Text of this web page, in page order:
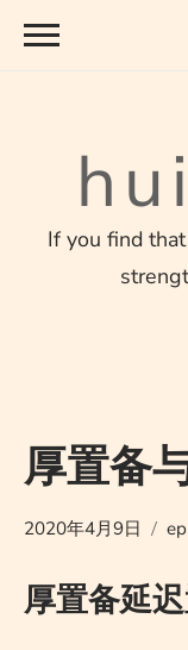
Skip
If you find
厚置备
2020年4月9日
厚置备延